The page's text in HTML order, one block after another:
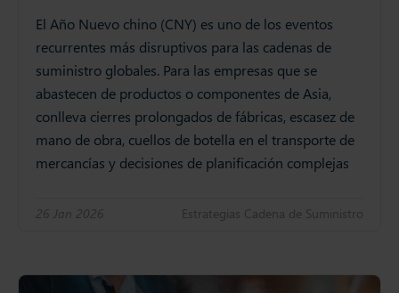
El Año Nuevo chino (CNY) es uno de los eventos
recurrentes más disruptivos para las cadenas de
suministro globales. Para las empresas que se
abastecen de productos o componentes de Asia,
conlleva cierres prolongados de fábricas, escasez de
mano de obra, cuellos de botella en el transporte de
mercancías y decisiones de planificación complejas
26 Jan 2026 Estrategias Cadena de Suministro